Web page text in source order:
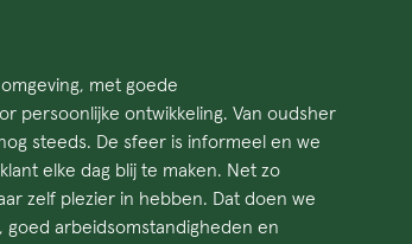
met goede
persoonlijke ontwikkeling. Van oudsher
steeds. De sfeer is informeel en we
elke dag blij te maken. Net zo
zelf plezier in hebben. Dat doen we
arbeidsomstandigheden en